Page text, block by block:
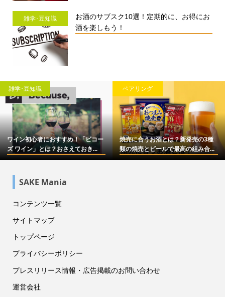
雑学･豆知識
お酒のサブスク10選！定期的に、お得にお
酒を楽しもう！
雑学･豆知識
ワイン初心者におすすめ！「ビコー
ズ ワイン」とは？おさえておき...
ペアリング
焼売に合うお酒とは？新発売の3種
類の焼売とビールで最高の組み合...
SAKE Mania
コンテンツ一覧
サイトマップ
トップページ
プライバシーポリシー
プレスリリース情報・広告掲載のお問い合わせ
運営会社